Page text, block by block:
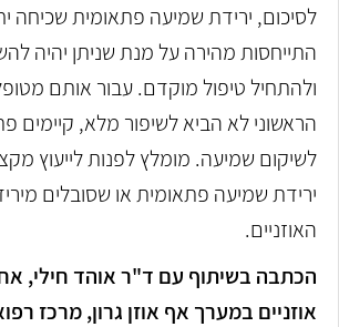
לסיכום, ירידת שמיעה פתאומית שכיחה
התייחסות מהירה על מנת שניתן יהיה
ולהתחיל טיפול מוקדם. עבור אותם
הראשוני לא הביא לשיפור מלא, קיימים
לשיקום שמיעה. מומלץ לפנות לייעוץ
ירידת שמיעה פתאומית או שסובלים
האוזניים.
הכתבה בשיתוף עם ד"ר אוהד חילי,
אוזניים במערך אף אוזן גרון, מרכז